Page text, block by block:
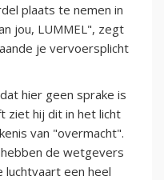
plaats te nemen in
jou, LUMMEL", zegt
je vervoersplicht
hier geen sprake is
ziet hij dit in het licht
van "overmacht".
de wetgevers
een heel